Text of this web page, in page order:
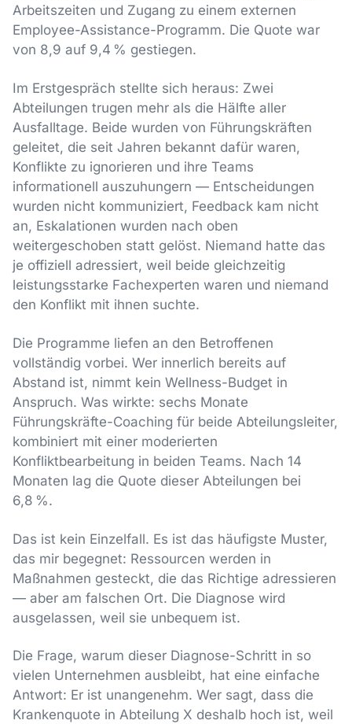
Arbeitszeiten und Zugang zu einem externen
Employee-Assistance-Programm. Die Quote war
von 8,9 auf 9,4 % gestiegen.
Im Erstgespräch stellte sich heraus: Zwei
Abteilungen trugen mehr als die Hälfte aller
Ausfalltage. Beide wurden von Führungskräften
geleitet, die seit Jahren bekannt dafür waren,
Konflikte zu ignorieren und ihre Teams
informationell auszuhungern — Entscheidungen
wurden nicht kommuniziert, Feedback kam nicht
an, Eskalationen wurden nach oben
weitergeschoben statt gelöst. Niemand hatte das
je offiziell adressiert, weil beide gleichzeitig
leistungsstarke Fachexperten waren und niemand
den Konflikt mit ihnen suchte.
Die Programme liefen an den Betroffenen
vollständig vorbei. Wer innerlich bereits auf
Abstand ist, nimmt kein Wellness-Budget in
Anspruch. Was wirkte: sechs Monate
Führungskräfte-Coaching für beide Abteilungsleiter,
kombiniert mit einer moderierten
Konfliktbearbeitung in beiden Teams. Nach 14
Monaten lag die Quote dieser Abteilungen bei
6,8 %.
Das ist kein Einzelfall. Es ist das häufigste Muster,
das mir begegnet: Ressourcen werden in
Maßnahmen gesteckt, die das Richtige adressieren
— aber am falschen Ort. Die Diagnose wird
ausgelassen, weil sie unbequem ist.
Die Frage, warum dieser Diagnose-Schritt in so
vielen Unternehmen ausbleibt, hat eine einfache
Antwort: Er ist unangenehm. Wer sagt, dass die
Krankenquote in Abteilung X deshalb hoch ist, weil